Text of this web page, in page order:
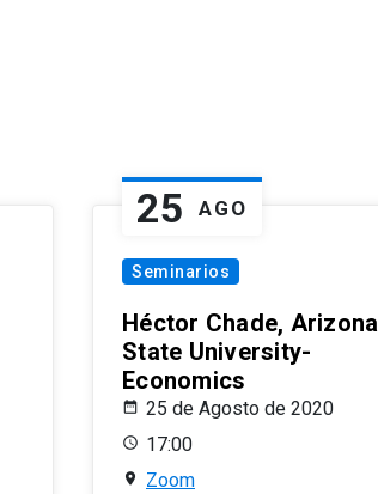
25 AGO
Seminarios
Héctor Chade, Arizona
State University-
Economics
25 de Agosto de 2020
17:00
Zoom